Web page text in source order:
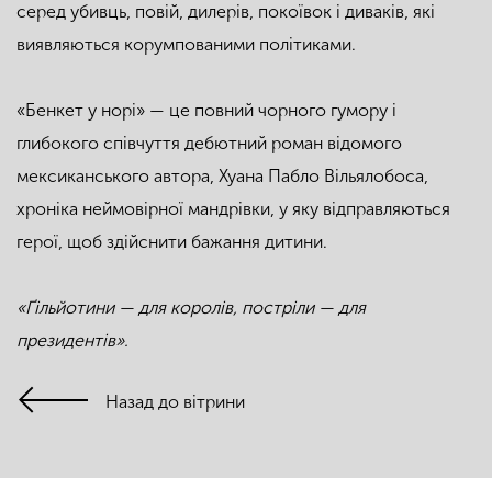
серед убивць, повій, дилерів, покоївок і диваків, які
виявляються корумпованими політиками.
«Бенкет у норі» — це повний чорного гумору і
глибокого співчуття дебютний роман відомого
мексиканського автора, Хуана Пабло Вільялобоса,
хроніка неймовірної мандрівки, у яку відправляються
герої, щоб здійснити бажання дитини.
«Ґільйотини — для королів, постріли — для
президентів».
Назад до вітрини